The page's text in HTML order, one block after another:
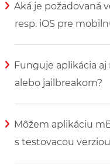
Aká je požadovaná
resp. iOS pre
Funguje aplikácia aj
alebo jailbreakom?
Môžem aplikáciu
s testovacou